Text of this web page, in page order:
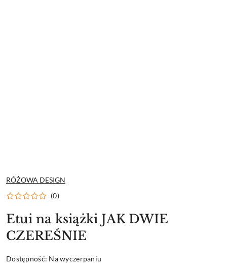
NAZWA
PRODUCENTA:
RÓŻOWA DESIGN
(0)
Etui na książki JAK DWIE
CZEREŚNIE
Dostępność: Na wyczerpaniu